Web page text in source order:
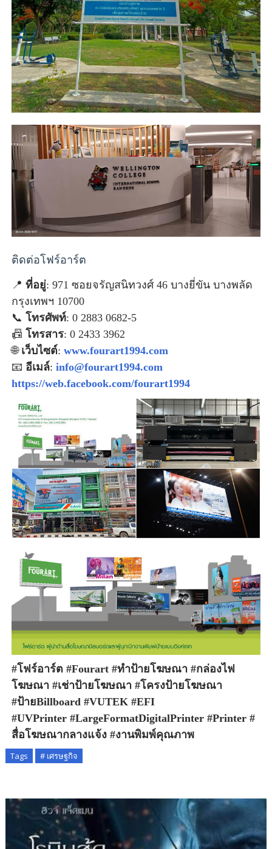
ติดต่อโฟร์อาร์ต
📍 ที่อยู่: 971 ซอยจรัญสนิทวงศ์ 46 บางยี่ขัน บางพลัด
กรุงเทพฯ 10700
📞 โทรศัพท์: 0 2883 0682-5
📠 โทรสาร: 0 2433 3962
🌐 เว็บไซต์: www.fourart1994.com
📧 อีเมล์: info@fourart1994.com
https://web.facebook.com/fourart1994
#โฟร์อาร์ต #Fourart #ทำป้ายโฆษณา #กล่องไฟ
โฆษณา #เช่าป้ายโฆษณา #โครงป้ายโฆษณา
#ป้ายBillboard #VUTEK #EFI
#UVPrinter #LargeFormatDigitalPrinter #Printer #
สื่อโฆษณากลางแจ้ง#งานพิมพ์คุณภาพ
Tags # เศรษฐกิจ